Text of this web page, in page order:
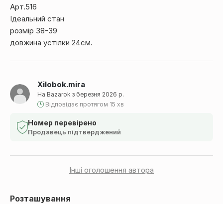
Xilobok.mira
На Bazarok з березня 2026 р.
Відповідає протягом 15 хв
Номер перевірено
Продавець підтверджений
Інші оголошення автора
Арт.516
Ідеальний стан
розмір 38-39
довжина устілки 24см.
Розташування